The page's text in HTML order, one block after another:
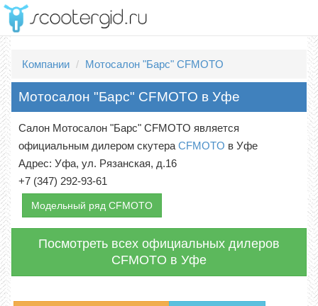
Компании Мотосалон "Барс" CFMOTO
Мотосалон "Барс" CFMOTO в Уфе
Салон Мотосалон "Барс" CFMOTO является
официальным дилером скутера CFMOTO в Уфе
Адрес: Уфа, ул. Рязанская, д.16
+7 (347) 292-93-61
Модельный ряд CFMOTO
Посмотреть всех официальных дилеров
CFMOTO в Уфе